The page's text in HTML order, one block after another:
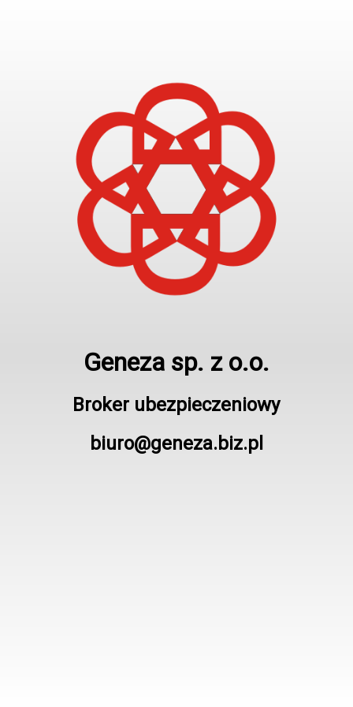
Geneza sp. z o.o.
Broker ubezpieczeniowy
biuro@geneza.biz.pl